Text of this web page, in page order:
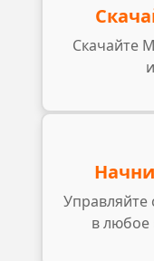
Скачайте
в любое